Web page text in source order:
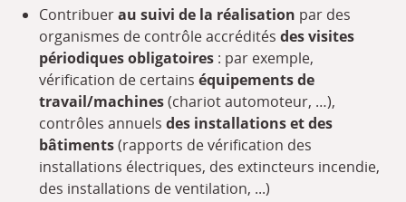
Contribuerau suivi de la réalisation par des
organismes de contrôle accrédités des visites
périodiques obligatoires: par exemple,
vérification de certains équipements de
travail/machines(chariot automoteur, …),
contrôles annuels des installations et des
bâtiments(rapports de vérification des
installations électriques, des extincteurs incendie,
des installations de ventilation, ...)